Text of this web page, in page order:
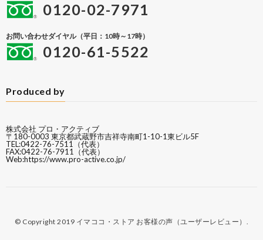
0120-02-7971
お問い合わせダイヤル（平日：10時～17時）
0120-61-5522
Produced by
株式会社 プロ・アクティブ
〒180-0003 東京都武蔵野市吉祥寺南町1-10-1東ビル5F
TEL:0422-76-7511（代表）
FAX:0422-76-7911（代表）
Web:https://www.pro-active.co.jp/
© Copyright 2019 イマココ・ストア お客様の声（ユーザーレビュー）